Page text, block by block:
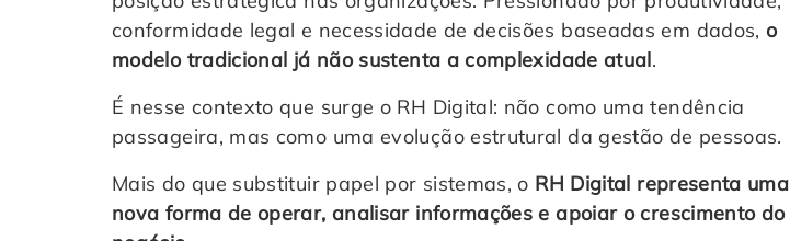
conformidade legal e necessidade de decisões baseadas em dados, o
modelo tradicional já não sustenta a complexidade atual.
É nesse contexto que surge o RH Digital: não como uma tendência
passageira, mas como uma evolução estrutural da gestão de pessoas.
Mais do que substituir papel por sistemas, o RH Digital representa uma
nova forma de operar, analisar informações e apoiar o crescimento do